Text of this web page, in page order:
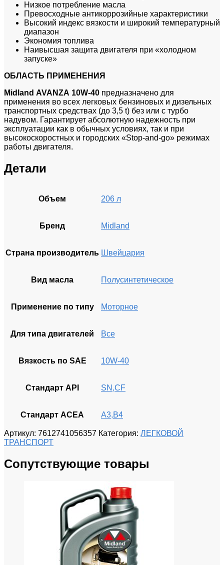
Низкое потребление масла
Превосходные антикоррозийные характеристики
Высокий индекс вязкости и широкий температурный
диапазон
Экономия топлива
Наивысшая защита двигателя при «холодном
запуске»
ОБЛАСТЬ ПРИМЕНЕНИЯ
Midland AVANZA 10W-40 предназначено для
применения во всех легковых бензиновых и дизельных
транспортных средствах (до 3,5 t) без или с турбо
надувом. Гарантирует абсолютную надежность при
эксплуатации как в обычных условиях, так и при
высокоскоростных и городских «Stop-and-go» режимах
работы двигателя.
Детали
Объем 206 л
Бренд Midland
Страна производитель Швейцария
Вид масла Полусинтетическое
Применение по типу Моторное
Для типа двигателей Все
Вязкость по SAE 10W-40
Стандарт API SN,CF
Стандарт ACEA A3,B4
Артикул: 7612741056357 Категория: ЛЕГКОВОЙ
ТРАНСПОРТ
Сопутствующие товары